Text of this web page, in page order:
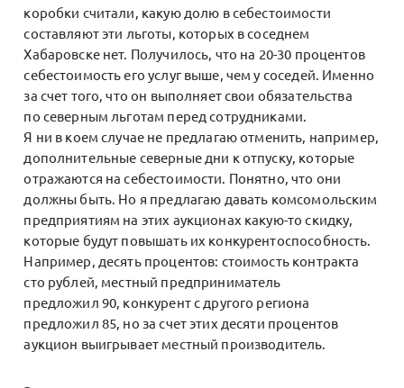
коробки считали, какую долю в себестоимости
составляют эти льготы, которых в соседнем
Хабаровске нет. Получилось, что на 20-30 процентов
себестоимость его услуг выше, чем у соседей. Именно
за счет того, что он выполняет свои обязательства
по северным льготам перед сотрудниками.
Я ни в коем случае не предлагаю отменить, например,
дополнительные северные дни к отпуску, которые
отражаются на себестоимости. Понятно, что они
должны быть. Но я предлагаю давать комсомольским
предприятиям на этих аукционах какую-то скидку,
которые будут повышать их конкурентоспособность.
Например, десять процентов: стоимость контракта
сто рублей, местный предприниматель
предложил 90, конкурент с другого региона
предложил 85, но за счет этих десяти процентов
аукцион выигрывает местный производитель.